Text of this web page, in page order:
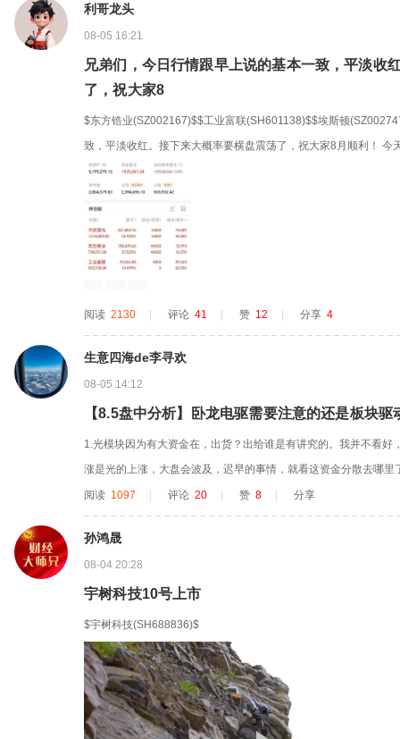
利哥龙头
08-05 16:21
兄弟们，今日行情跟早上说的基本一致，平淡收
了，祝大家8
$东方锆业(SZ002167)$$工业富联(SH601138)$$埃斯顿
致，平淡收红。接下来大概率要横盘震荡了，祝大家8月顺利！ 今
了预期收益，尾盘各减了一部分。减仓不是因为不看好，而是到
中长线依然可以拿。有能力就做T，没能力就放着，没有其他更确
阅读 2130 | 评论 41 | 赞 12 | 分享 4
生意四海de李寻欢
08-05 14:12
【8.5盘中分析】卧龙电驱需要注意的还是板块驱
1.光模块因为有大资金在，出货？出给谁是有讲究的。我并不看好
涨是光的上涨，大盘会波及，迟早的事情，就看这资金分散去哪
呢？ 2.存储今天普涨，昨天我说有人去了存储，是的，我也买了
长持。 3.卧龙电驱的走势昨天也说了，这周大概率都是这样，突
都得两面看，宇...
阅读 1097 | 评论 20 | 赞 8 | 分享
孙鸿晟
08-04 20:28
宇树科技10号上市
$宇树科技(SH688836)$